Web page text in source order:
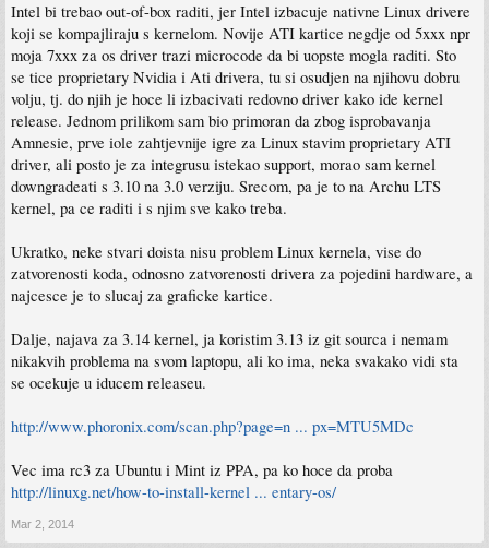
Intel bi trebao out-of-box raditi, jer Intel izbacuje nativne Linux drivere
koji se kompajliraju s kernelom. Novije ATI kartice negdje od 5xxx npr
moja 7xxx za os driver trazi microcode da bi uopste mogla raditi. Sto
se tice proprietary Nvidia i Ati drivera, tu si osudjen na njihovu dobru
volju, tj. do njih je hoce li izbacivati redovno driver kako ide kernel
release. Jednom prilikom sam bio primoran da zbog isprobavanja
Amnesie, prve iole zahtjevnije igre za Linux stavim proprietary ATI
driver, ali posto je za integrusu istekao support, morao sam kernel
downgradeati s 3.10 na 3.0 verziju. Srecom, pa je to na Archu LTS
kernel, pa ce raditi i s njim sve kako treba.
Ukratko, neke stvari doista nisu problem Linux kernela, vise do
zatvorenosti koda, odnosno zatvorenosti drivera za pojedini hardware, a
najcesce je to slucaj za graficke kartice.
Dalje, najava za 3.14 kernel, ja koristim 3.13 iz git sourca i nemam
nikakvih problema na svom laptopu, ali ko ima, neka svakako vidi sta
se ocekuje u iducem releaseu.
http://www.phoronix.com/scan.php?page=n ... px=MTU5MDc
Vec ima rc3 za Ubuntu i Mint iz PPA, pa ko hoce da proba
http://linuxg.net/how-to-install-kernel ... entary-os/
Mar 2, 2014